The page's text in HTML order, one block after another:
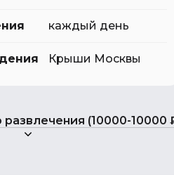
каждый день
Крыши Москвы
(10000-10000